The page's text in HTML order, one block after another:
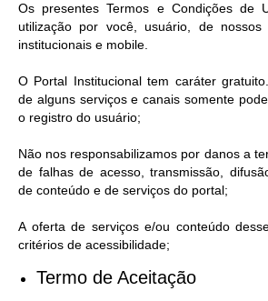
Os presentes Termos e Condições de
utilização por você, usuário, de nossos
institucionais e mobile.
O Portal Institucional tem caráter
de alguns serviços e canais somente
o registro do usuário;
Não nos responsabilizamos por danos a
de falhas de acesso, transmissão,
de conteúdo e de serviços do portal;
A oferta de serviços e/ou conteúdo
critérios de acessibilidade;
Termo de Aceitação